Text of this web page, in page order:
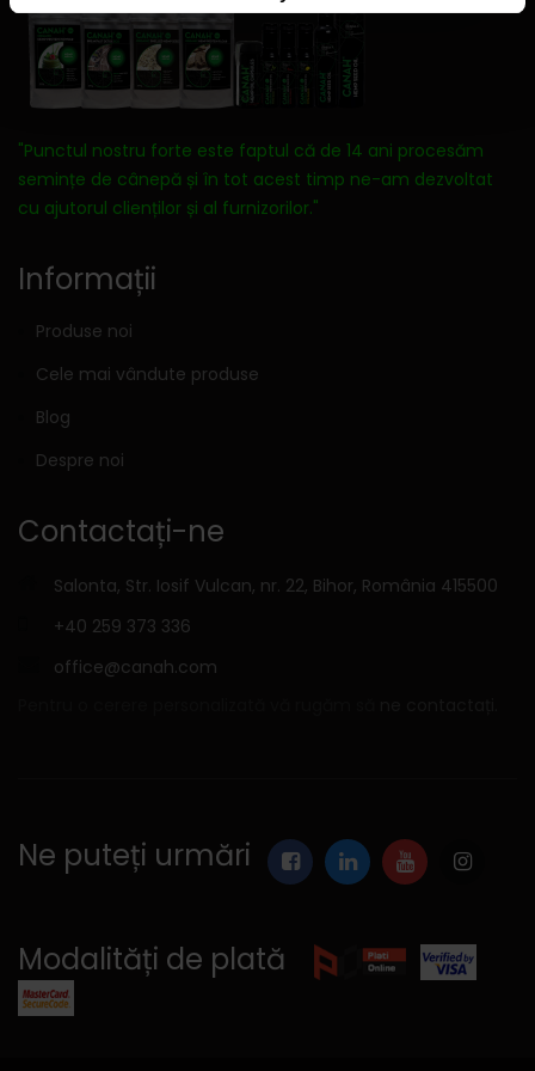
"Punctul nostru forte este faptul că de 14 ani procesăm
semințe de cânepă și în tot acest timp ne-am dezvoltat
cu ajutorul clienților și al furnizorilor."
Informații
Produse noi
Cele mai vândute produse
Blog
Despre noi
Contactați-ne
Salonta, Str. Iosif Vulcan, nr. 22, Bihor, România 415500
+40 259 373 336
office@canah.com
Ne puteți urmări
Modalități de plată